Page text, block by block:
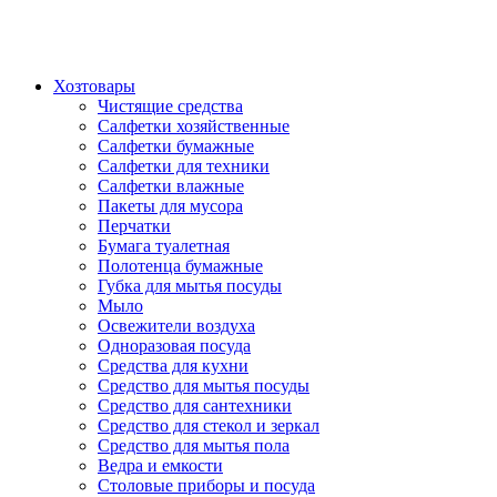
Хозтовары
Чистящие средства
Салфетки хозяйственные
Салфетки бумажные
Салфетки для техники
Салфетки влажные
Пакеты для мусора
Перчатки
Бумага туалетная
Полотенца бумажные
Губка для мытья посуды
Мыло
Освежители воздуха
Одноразовая посуда
Средства для кухни
Средство для мытья посуды
Средство для сантехники
Средство для стекол и зеркал
Средство для мытья пола
Ведра и емкости
Столовые приборы и посуда